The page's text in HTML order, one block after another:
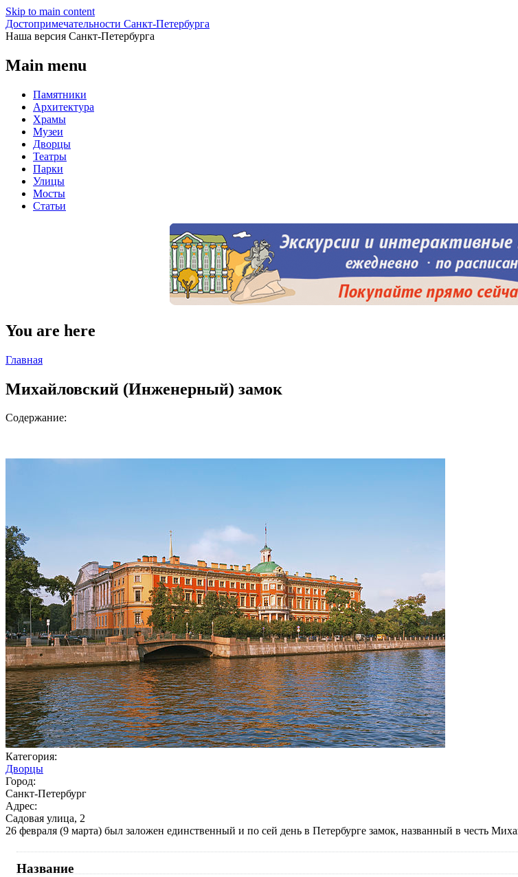
Skip to main content
Достопримечательности Санкт-Петербурга
Наша версия Санкт-Петербурга
Main menu
Памятники
Архитектура
Храмы
Музеи
Дворцы
Театры
Парки
Улицы
Мосты
Статьи
You are here
Главная
Михайловский (Инженерный) замок
Содержание:
Категория:
Дворцы
Город:
Санкт-Петербург
Адрес:
Садовая улица, 2
26 февраля (9 марта) был заложен единственный и по сей день в Петербурге замок, названный в честь
Название